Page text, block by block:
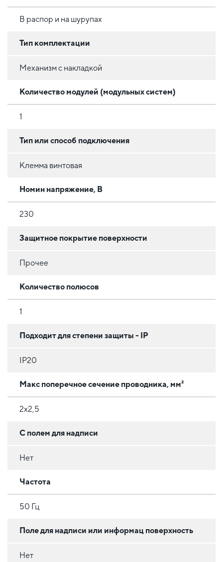
В распор и на шурупах
Тип комплектации
Механизм с накладкой
Количество модулей (модульных систем)
1
Тип или способ подключения
Клемма винтовая
Номин напряжение, В
230
Защитное покрытие поверхности
Прочее
Количество полюсов
1
Подходит для степени защиты - IP
IP20
Макс поперечное сечение проводника, мм²
2х2,5
С полем для надписи
Нет
Частота
50 Гц
Поле для надписи или информац поверхность
Нет